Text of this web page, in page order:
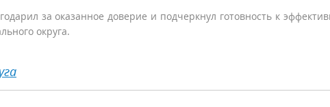
за оказанное доверие и подчеркнул готовность к
округа.